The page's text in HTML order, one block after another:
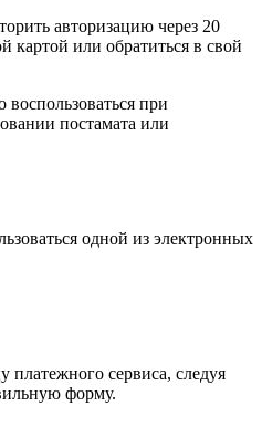
авторизацию через 20
картой или обратиться в свой
при
постамата или
одной из электронных
платежного сервиса, следуя
форму.